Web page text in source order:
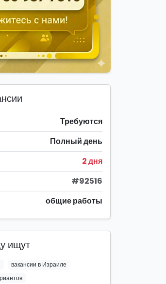
Требуются
Полный день
2 дня
#92516
общие работы
ищут
вакансии в Израиле